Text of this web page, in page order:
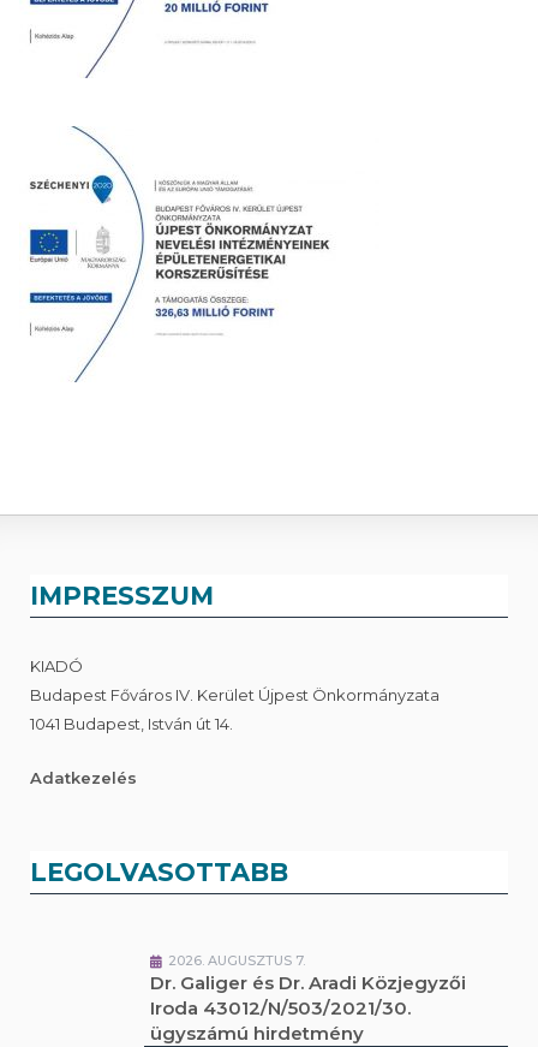
IMPRESSZUM
KIADÓ
Budapest Főváros IV. Kerület Újpest Önkormányzata
1041 Budapest, István út 14.
Adatkezelés
LEGOLVASOTTABB
2026. AUGUSZTUS 7.
Dr. Galiger és Dr. Aradi Közjegyzői
Iroda 43012/N/503/2021/30.
ügyszámú hirdetmény